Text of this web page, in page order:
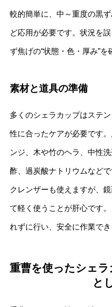
較的簡単に、中～重度の黒
ど応用が必要です。状況を
ず焦げの“状態・色・厚み”を
素材と道具の準備
多くのシェラカップはステ
性に合ったケアが必要です
ンジ、木や竹のヘラ、中性
酢、過炭酸ナトリウムなど
クレンザーも使えますが、
て軽く使うことが肝心です
れずに行い、安全に作業で
重曹を使ったシェ
と